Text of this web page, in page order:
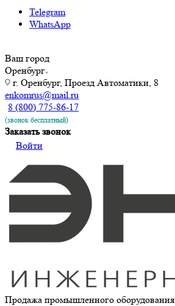
Telegram
WhatsApp
Ваш город
Оренбург
г. Оренбург, Проезд Автоматики, 8
enkomrus@mail.ru
8 (800) 775-86-17
(звонок бесплатный)
Заказать звонок
Войти
Продажа промышленного оборудования